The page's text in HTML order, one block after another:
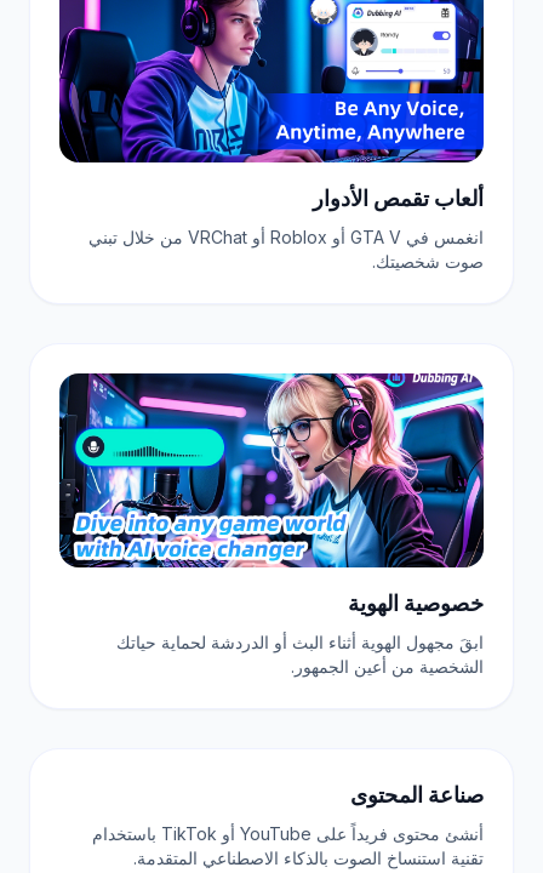
ألعاب تقمص الأدوار
انغمس في GTA V أو Roblox أو VRChat من خلال تبني
صوت شخصيتك.
خصوصية الهوية
ابقَ مجهول الهوية أثناء البث أو الدردشة لحماية حياتك
الشخصية من أعين الجمهور.
صناعة المحتوى
أنشئ محتوى فريداً على YouTube أو TikTok باستخدام
تقنية استنساخ الصوت بالذكاء الاصطناعي المتقدمة.